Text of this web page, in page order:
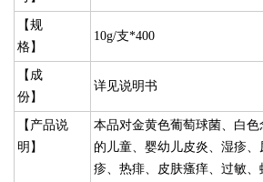
【规
格】
10g/支*400
【成
份】
详见说明书
【产品说
明】
本品对金黄色葡萄球菌、白
的儿童、婴幼儿皮炎、湿疹
疹、热痱、皮肤瘙痒、过敏